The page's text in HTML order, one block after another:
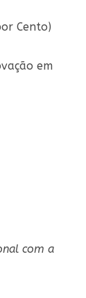
Cento)
em
com a